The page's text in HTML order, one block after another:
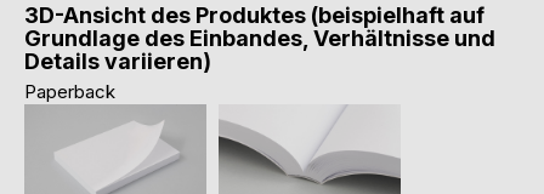
3D-Ansicht des Produktes (beispielhaft auf
Grundlage des Einbandes, Verhältnisse und
Details variieren)
Paperback